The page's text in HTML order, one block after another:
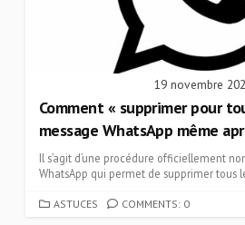
19 novembre
Comment « supprimer pour
message WhatsApp même
Il s’agit d’une procédure officiellement
WhatsApp qui permet de supprimer tous
CATEGORIES
ASTUCES COMMENTS: 0